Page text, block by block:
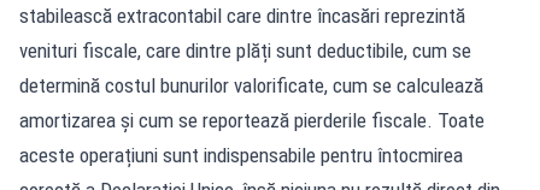
stabilească extracontabil care dintre încasări reprezintă
venituri fiscale, care dintre plăți sunt deductibile, cum se
determină costul bunurilor valorificate, cum se calculează
amortizarea și cum se reportează pierderile fiscale. Toate
aceste operațiuni sunt indispensabile pentru întocmirea